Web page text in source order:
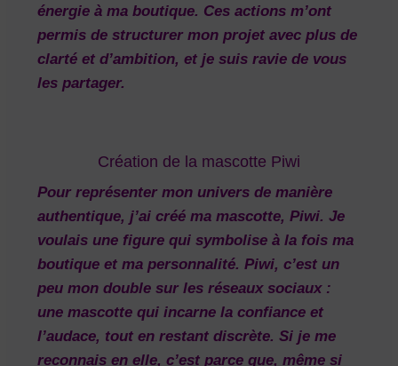
énergie à ma boutique. Ces actions m’ont
permis de structurer mon projet avec plus de
clarté et d’ambition, et je suis ravie de vous
les partager.
Création de la mascotte Piwi
Pour représenter mon univers de manière
authentique, j’ai créé ma mascotte, Piwi. Je
voulais une figure qui symbolise à la fois ma
boutique et ma personnalité. Piwi, c’est un
peu mon double sur les réseaux sociaux :
une mascotte qui incarne la confiance et
l’audace, tout en restant discrète. Si je me
reconnais en elle, c’est parce que, même si